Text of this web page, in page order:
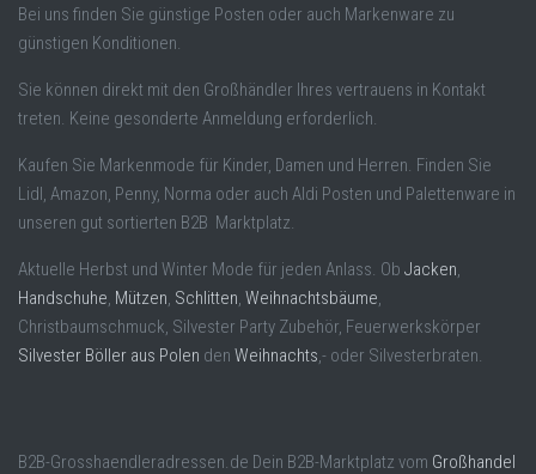
Bei uns finden Sie günstige Posten oder auch Markenware zu
günstigen Konditionen.
Sie können direkt mit den Großhändler Ihres vertrauens in Kontakt
treten. Keine gesonderte Anmeldung erforderlich.
Kaufen Sie Markenmode für Kinder, Damen und Herren. Finden Sie
Lidl, Amazon, Penny, Norma oder auch Aldi Posten und Palettenware in
unseren gut sortierten B2B Marktplatz.
Aktuelle Herbst und Winter Mode für jeden Anlass. Ob Jacken,
Handschuhe, Mützen, Schlitten, Weihnachtsbäume,
Christbaumschmuck, Silvester Party Zubehör, Feuerwerkskörper
Silvester Böller aus Polen den Weihnachts,- oder Silvesterbraten.
B2B-Grosshaendleradressen.de Dein B2B-Marktplatz vom Großhandel